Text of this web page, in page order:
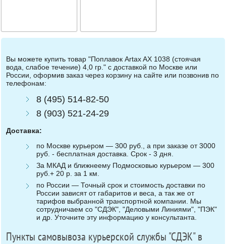
Вы можете купить товар "Поплавок Artax AX 1038 (стоячая
вода, слабое течение) 4,0 гр." с доставкой по Москве или
России, оформив заказ через корзину на сайте или позвонив по
телефонам:
8 (495) 514-82-50
8 (903) 521-24-29
Доставка:
по Москве курьером — 300 руб., а при заказе от 3000
руб. - бесплатная доставка. Срок - 3 дня.
За МКАД и ближнеему Подмосковью курьером — 300
руб.+ 20 р. за 1 км.
по России — Точный срок и стоимость доставки по
России зависят от габаритов и веса, а так же от
тарифов выбранной транспортной компании. Мы
сотрудничаем со "СДЭК", "Деловыми Линиями", "ПЭК"
и др. Уточните эту информацию у консультанта.
Пункты самовывоза курьерской службы "СДЭК" в